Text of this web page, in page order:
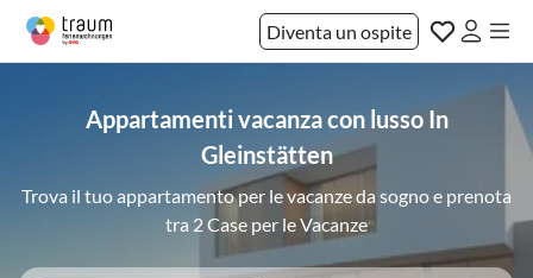
Diventa un ospite
Appartamenti vacanza con lusso In
Gleinstätten
Trova il tuo appartamento per le vacanze da sogno e prenota
tra 2 Case per le Vacanze